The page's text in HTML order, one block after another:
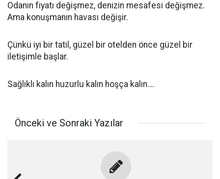
Odanın fiyatı değişmez, denizin mesafesi değişmez.
Ama konuşmanın havası değişir.
Çünkü iyi bir tatil, güzel bir otelden önce güzel bir
iletişimle başlar.
Sağlıklı kalın huzurlu kalın hoşça kalın….
Önceki ve Sonraki Yazılar